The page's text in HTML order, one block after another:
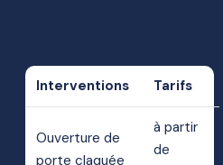
Interventions Tarifs
Ouverture de
porte claquée
à partir
de